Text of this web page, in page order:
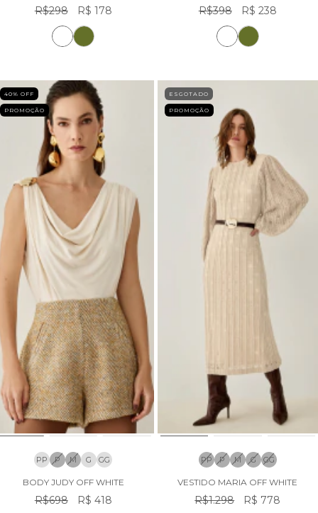
R$298 R$ 178 R$398 R$ 238
40% OFF
PROMOÇÃO
PP P M G GG
BODY JUDY OFF WHITE
R$698 R$ 418
ESGOTADO
PROMOÇÃO
PP P M G GG
VESTIDO MARIA OFF WHITE
R$1.298 R$ 778